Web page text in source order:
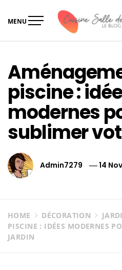
MENU
piscine :
modernes
sublimer
Admin7279 14
HOME DÉCORATION
PISCINE : IDÉES MODERNES
JARDIN